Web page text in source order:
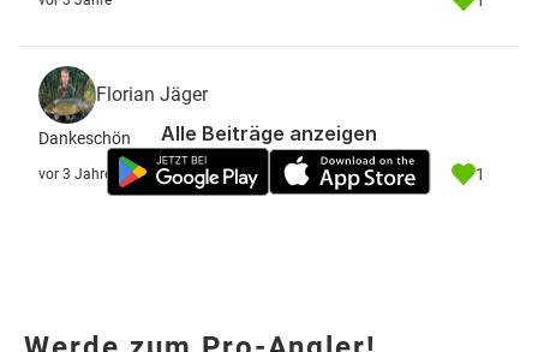
Florian Jäger
Dankeschön
vor 3 Jahre 1
Alle Beiträge anzeigen